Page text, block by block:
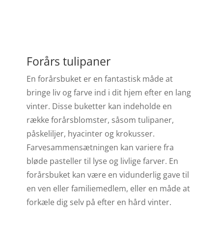
Forårs tulipaner
En forårsbuket er en fantastisk måde at
bringe liv og farve ind i dit hjem efter en lang
vinter. Disse buketter kan indeholde en
række forårsblomster, såsom tulipaner,
påskeliljer, hyacinter og krokusser.
Farvesammensætningen kan variere fra
bløde pasteller til lyse og livlige farver. En
forårsbuket kan være en vidunderlig gave til
en ven eller familiemedlem, eller en måde at
forkæle dig selv på efter en hård vinter.